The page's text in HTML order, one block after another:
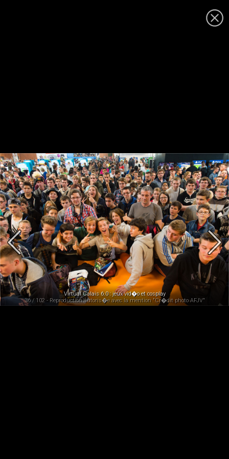
Virtual Calais 6.0 : jeux vid�o et cosplay
36 / 102 - Reproduction autoris�e avec la mention "Cr�dit photo AFJV"